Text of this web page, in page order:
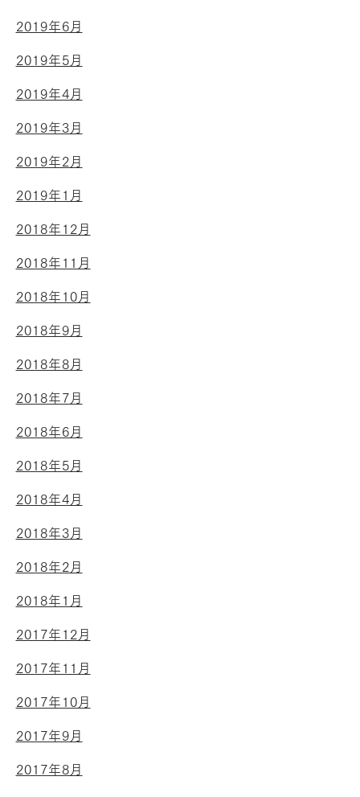
2019年6月
2019年5月
2019年4月
2019年3月
2019年2月
2019年1月
2018年12月
2018年11月
2018年10月
2018年9月
2018年8月
2018年7月
2018年6月
2018年5月
2018年4月
2018年3月
2018年2月
2018年1月
2017年12月
2017年11月
2017年10月
2017年9月
2017年8月